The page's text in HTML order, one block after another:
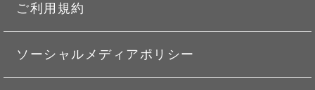
ご利用規約
ソーシャルメディアポリシー